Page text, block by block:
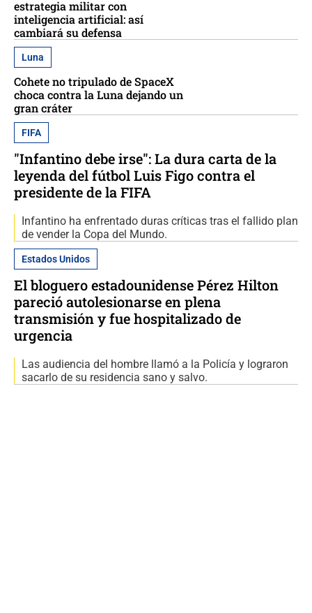
estrategia militar con
inteligencia artificial: así
cambiará su defensa
Luna
Cohete no tripulado de SpaceX
choca contra la Luna dejando un
gran cráter
FIFA
"Infantino debe irse": La dura carta de la
leyenda del fútbol Luis Figo contra el
presidente de la FIFA
Infantino ha enfrentado duras críticas tras el fallido plan
de vender la Copa del Mundo.
Estados Unidos
El bloguero estadounidense Pérez Hilton
pareció autolesionarse en plena
transmisión y fue hospitalizado de
urgencia
Las audiencia del hombre llamó a la Policía y lograron
sacarlo de su residencia sano y salvo.